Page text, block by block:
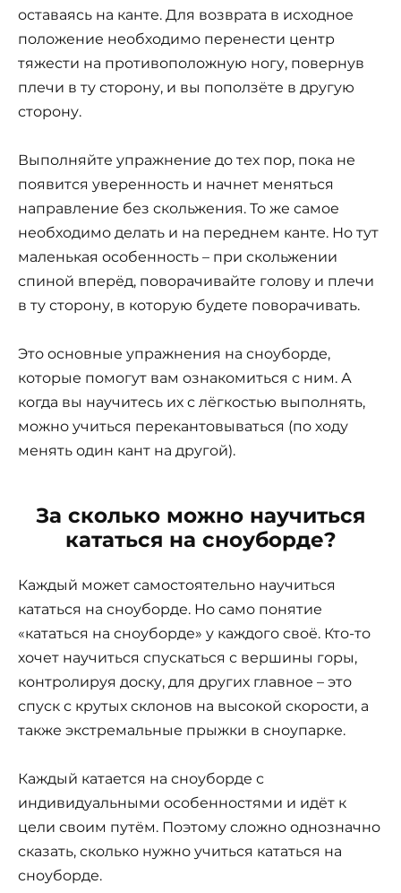
оставаясь на канте. Для возврата в исходное
положение необходимо перенести центр
тяжести на противоположную ногу, повернув
плечи в ту сторону, и вы поползёте в другую
сторону.
Выполняйте упражнение до тех пор, пока не
появится уверенность и начнет меняться
направление без скольжения. То же самое
необходимо делать и на переднем канте. Но тут
маленькая особенность – при скольжении
спиной вперёд, поворачивайте голову и плечи
в ту сторону, в которую будете поворачивать.
Это основные упражнения на сноуборде,
которые помогут вам ознакомиться с ним. А
когда вы научитесь их с лёгкостью выполнять,
можно учиться перекантовываться (по ходу
менять один кант на другой).
За сколько можно научиться
кататься на сноуборде?
Каждый может самостоятельно научиться
кататься на сноуборде. Но само понятие
«кататься на сноуборде» у каждого своё. Кто-то
хочет научиться спускаться с вершины горы,
контролируя доску, для других главное – это
спуск с крутых склонов на высокой скорости, а
также экстремальные прыжки в сноупарке.
Каждый катается на сноуборде с
индивидуальными особенностями и идёт к
цели своим путём. Поэтому сложно однозначно
сказать, сколько нужно учиться кататься на
сноуборде.